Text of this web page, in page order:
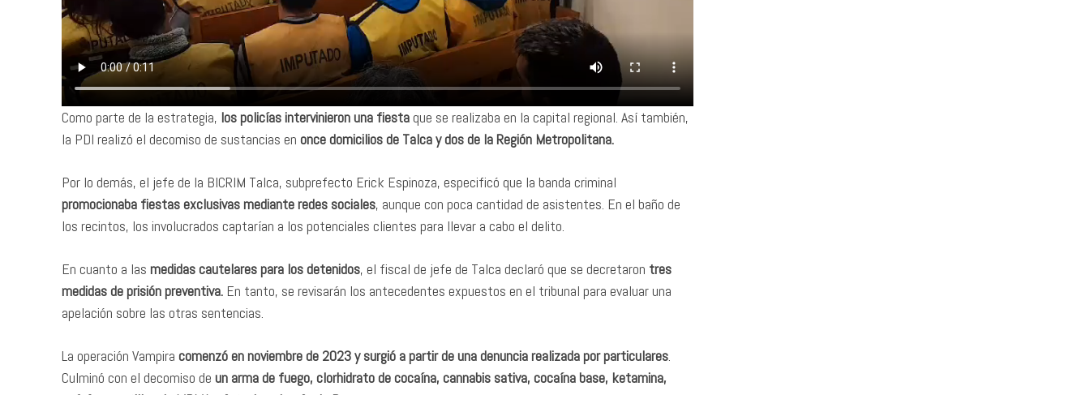
Como parte de la estrategia, los policías intervinieron una fiestaque se realizaba en la capital regional. Así también,
la PDI realizó el decomiso de sustancias en once domicilios de Talca y dos de la Región Metropolitana.
Por lo demás, el jefe de la BICRIM Talca, subprefecto Erick Espinoza, especificó que la banda criminal
promocionaba fiestas exclusivas mediante redes sociales, aunque con poca cantidad de asistentes. En el baño de
los recintos, los involucrados captarían a los potenciales clientes para llevar a cabo el delito.
En cuanto a las medidas cautelares para los detenidos, el fiscal de jefe de Talca declaró que se decretaron tres
medidas de prisión preventiva. En tanto, se revisarán los antecedentes expuestos en el tribunal para evaluar una
apelación sobre las otras sentencias.
La operación Vampira comenzó en noviembre de 2023 y surgió a partir de una denuncia realizada por particulares
Culminó con el decomiso de un arma de fuego, clorhidrato de cocaína, cannabis sativa, cocaína base, ketamina,